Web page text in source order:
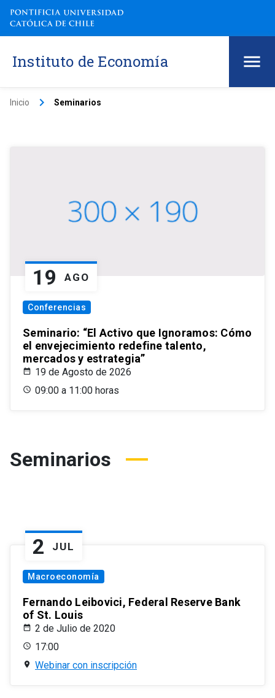
Instituto de Economía
Inicio keyboard_arrow_right Seminarios
19 AGO
Conferencias
Seminario: “El Activo que Ignoramos: Cómo
el envejecimiento redefine talento,
mercados y estrategia”
19 de Agosto de 2026
09:00 a 11:00 horas
Seminarios
2 JUL
Macroeconomía
Fernando Leibovici, Federal Reserve Bank
of St. Louis
2 de Julio de 2020
17:00
Webinar con inscripción